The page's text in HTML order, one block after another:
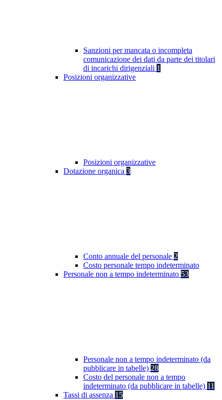
Sanzioni per mancata o incompleta
comunicazione dei dati da parte dei titolari
di incarichi dirigenziali 1
Posizioni organizzative
Posizioni organizzative
Dotazione organica 3
Conto annuale del personale 2
Costo personale tempo indeterminato
Personale non a tempo indeterminato 53
Personale non a tempo indeterminato (da
pubblicare in tabelle) 28
Costo del personale non a tempo
indeterminato (da pubblicare in tabelle) 11
Tassi di assenza 15